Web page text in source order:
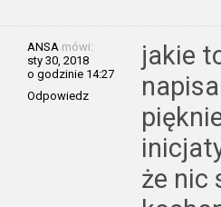
ANSA mówi:
sty 30, 2018
o godzinie 14:27
Odpowiedz
jakie
że nic